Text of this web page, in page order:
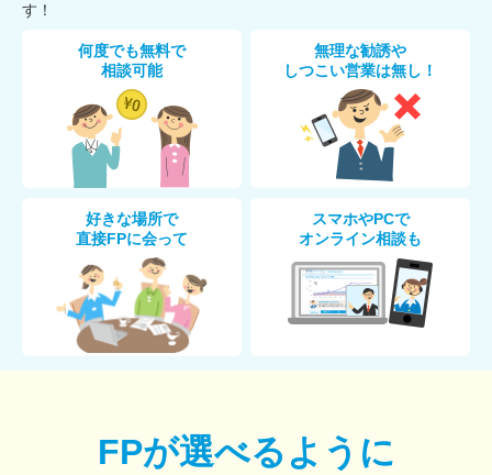
す！
何度でも無料で
相談可能
無理な勧誘や
しつこい営業は無し！
好きな場所で
直接FPに会って
スマホやPCで
オンライン相談も
FPが選べるように